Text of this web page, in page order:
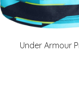
Under Armour